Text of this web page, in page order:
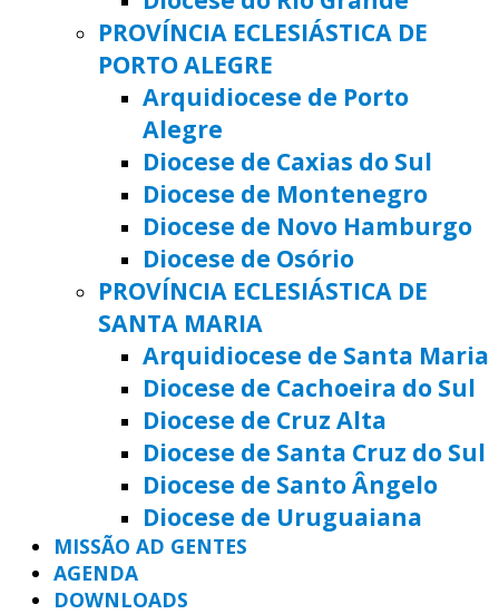
PROVÍNCIA ECLESIÁSTICA DE
PORTO ALEGRE
Arquidiocese de Porto
Alegre
Diocese de Caxias do Sul
Diocese de Montenegro
Diocese de Novo Hamburgo
Diocese de Osório
PROVÍNCIA ECLESIÁSTICA DE
SANTA MARIA
Arquidiocese de Santa Maria
Diocese de Cachoeira do Sul
Diocese de Cruz Alta
Diocese de Santa Cruz do Sul
Diocese de Santo Ângelo
Diocese de Uruguaiana
MISSÃO AD GENTES
AGENDA
DOWNLOADS